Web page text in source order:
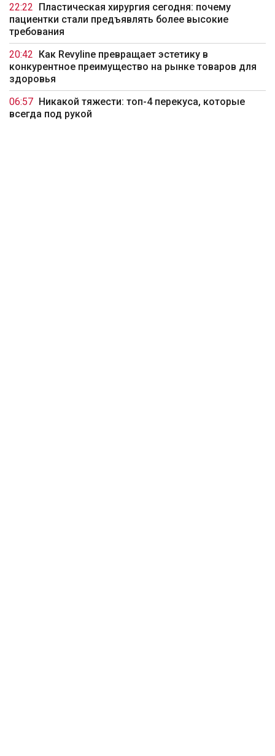
22:22 Пластическая хирургия сегодня: почему
пациентки стали предъявлять более высокие
требования
20:42 Как Revyline превращает эстетику в
конкурентное преимущество на рынке товаров для
здоровья
06:57 Никакой тяжести: топ-4 перекуса, которые
всегда под рукой